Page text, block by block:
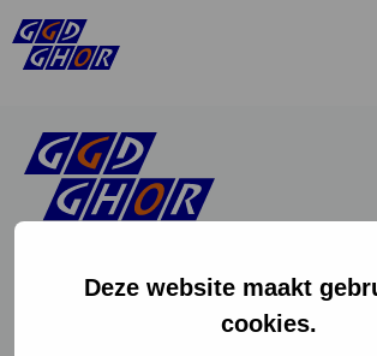
Deze website maakt
cookies.
Instagram